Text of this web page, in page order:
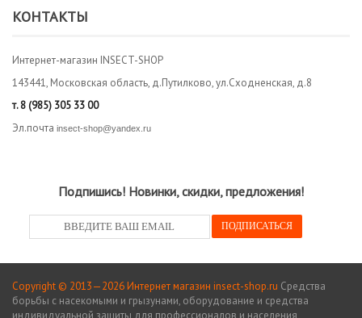
КОНТАКТЫ
Интернет-магазин INSECT-SHOP
143441, Московская область, д.Путилково, ул.Сходненская, д.8
т.8 (985) 305 33 00
Эл.почта insect-shop@yandex.ru
Подпишись! Новинки, скидки, предложения!
Copyright © 2013—2026 Интернет магазин insect-shop.ru Средства
борьбы с насекомыми и грызунами, оборудование и средства
индивидуальной защиты для профессионалов и населения